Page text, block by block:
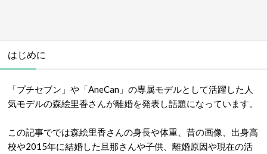
はじめに
「プチセブン」や「AneCan」の専属モデルとして活躍した人
気モデルの森絵里香さんが離婚を発表し話題になっています。
この記事ででは森絵里香さんの身長や体重、昔の画像、出身高
校や2015年に結婚した旦那さんや子供、離婚原因や現在の活